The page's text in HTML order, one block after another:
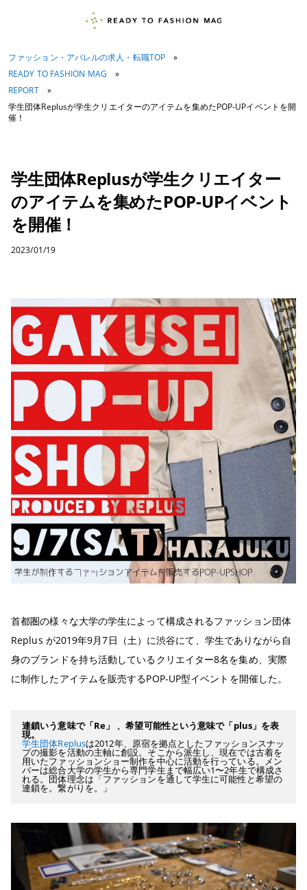
ファッション・アパレルの求人・転職TOP
»
READY TO FASHION MAG
»
REPORT
»
学生団体Replusが学生クリエイターのアイテムを集めたPOP-UPイベントを開
催！
学生団体Replusが学生クリエイター
のアイテムを集めたPOP-UPイベント
を開催！
2023/01/19
首都圏の様々な大学の学生によって構成されるファッション団体
Replus が2019年9月7日（土）に渋谷にて、学生でありながら自
身のブランドを持ち活動しているクリエイター8名を集め、実際
に制作したアイテムを販売するPOP-UP型イベントを開催した。
連鎖いう意味で「Re」 、希望可能性という意味で「plus」を表
現。
学生団体Replusは2012年、原宿を拠点としたファッションスナッ
プの撮影を活動の主軸に創設。そこから派生し、現在では古着を
用いたファッションショー制作を中心に活動を行っている。 メン
バーは総合大学の学生から専門学生まで幅広い1〜2年生で構成さ
れる。団体理念は「ファッションを通して学生に可能性と希望の
連鎖を。繋がりを。」